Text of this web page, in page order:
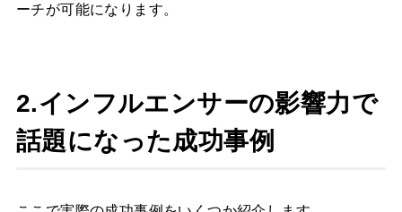
ーチが可能になります。
2.インフルエンサーの影響力で
話題になった成功事例